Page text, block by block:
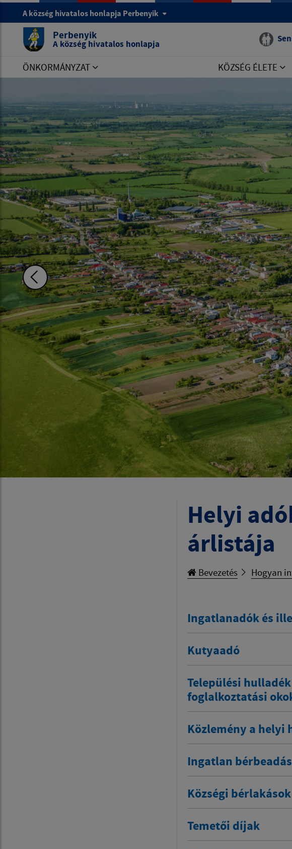
A község hivatalos honlapja Perbenyik
Perbenyik
A község hivatalos honlapja
ÖNKORMÁNYZAT KÖZSÉG ÉLETE
Helyi
árlistája
Bevezetés Hogyan
Ingatlanadók és
Kutyaadó
Települési
foglalkoztatási
Közlemény a helyi
Ingatlan
Községi bérlakások
Temetői díjak